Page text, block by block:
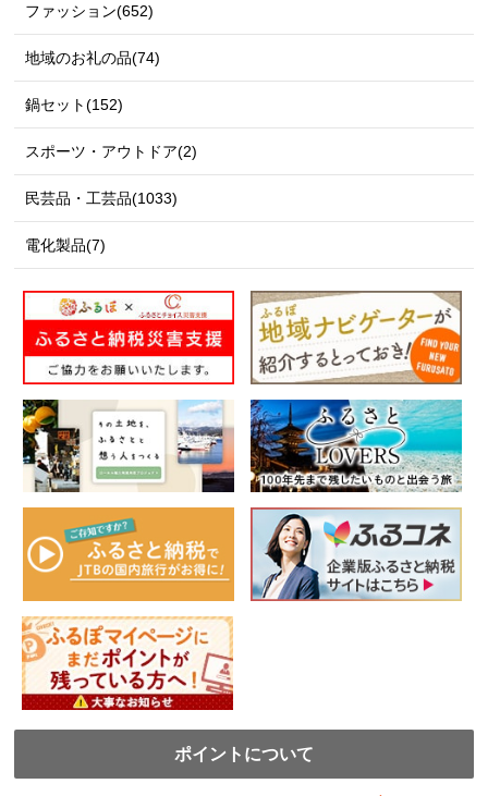
ファッション(652)
地域のお礼の品(74)
鍋セット(152)
スポーツ・アウトドア(2)
民芸品・工芸品(1033)
電化製品(7)
ポイントについて